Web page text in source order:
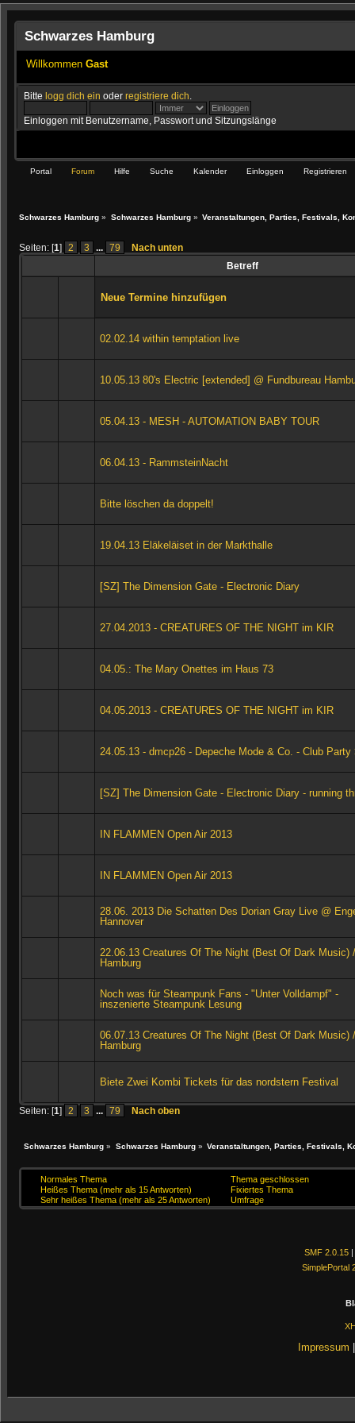
Schwarzes Hamburg
Willkommen Gast
Bittelogg dich ein oderregistriere dich
Einloggen mit Benutzername, Passwort und Sitzungslänge
Portal Forum Hilfe Suche Kalender Einloggen Registrieren
Schwarzes Hamburg » Schwarzes Hamburg» Veranstaltungen, Parties, Festivals,
Seiten: [1] 2 3 ... 79
Nach unten
Betreff
Neue Termine hinzufügen
02.02.14 within temptation live
10.05.13 80's Electric [extended] @ Fundbureau
05.04.13 - MESH - AUTOMATION BABY TOUR
06.04.13 - RammsteinNacht
Bitte löschen da doppelt!
19.04.13 Eläkeläiset in der Markthalle
[SZ] The Dimension Gate - Electronic Diary
27.04.2013 - CREATURES OF THE NIGHT im KIR
04.05.: The Mary Onettes im Haus 73
04.05.2013 - CREATURES OF THE NIGHT im KIR
24.05.13 - dmcp26 - Depeche Mode & Co. - Club Party
[SZ] The Dimension Gate - Electronic Diary - running
IN FLAMMEN Open Air 2013
IN FLAMMEN Open Air 2013
28.06. 2013 Die Schatten Des Dorian Gray Live @
Hannover
22.06.13 Creatures Of The Night (Best Of Dark Music)
Hamburg
Noch was für Steampunk Fans - "Unter Volldampf" -
inszenierte Steampunk Lesung
06.07.13 Creatures Of The Night (Best Of Dark Music)
Hamburg
Biete Zwei Kombi Tickets für das nordstern Festival
Seiten: [1] 2 3 ... 79 Nach oben
Schwarzes Hamburg » Schwarzes Hamburg» Veranstaltungen, Parties, Festivals,
Normales Thema
Heißes Thema (mehr als 15 Antworten)
Sehr heißes Thema (mehr als 25 Antworten)
Thema geschlossen
Fixiertes Thema
Umfrage
SMF 2.0.15|
SimplePortal
Impressum